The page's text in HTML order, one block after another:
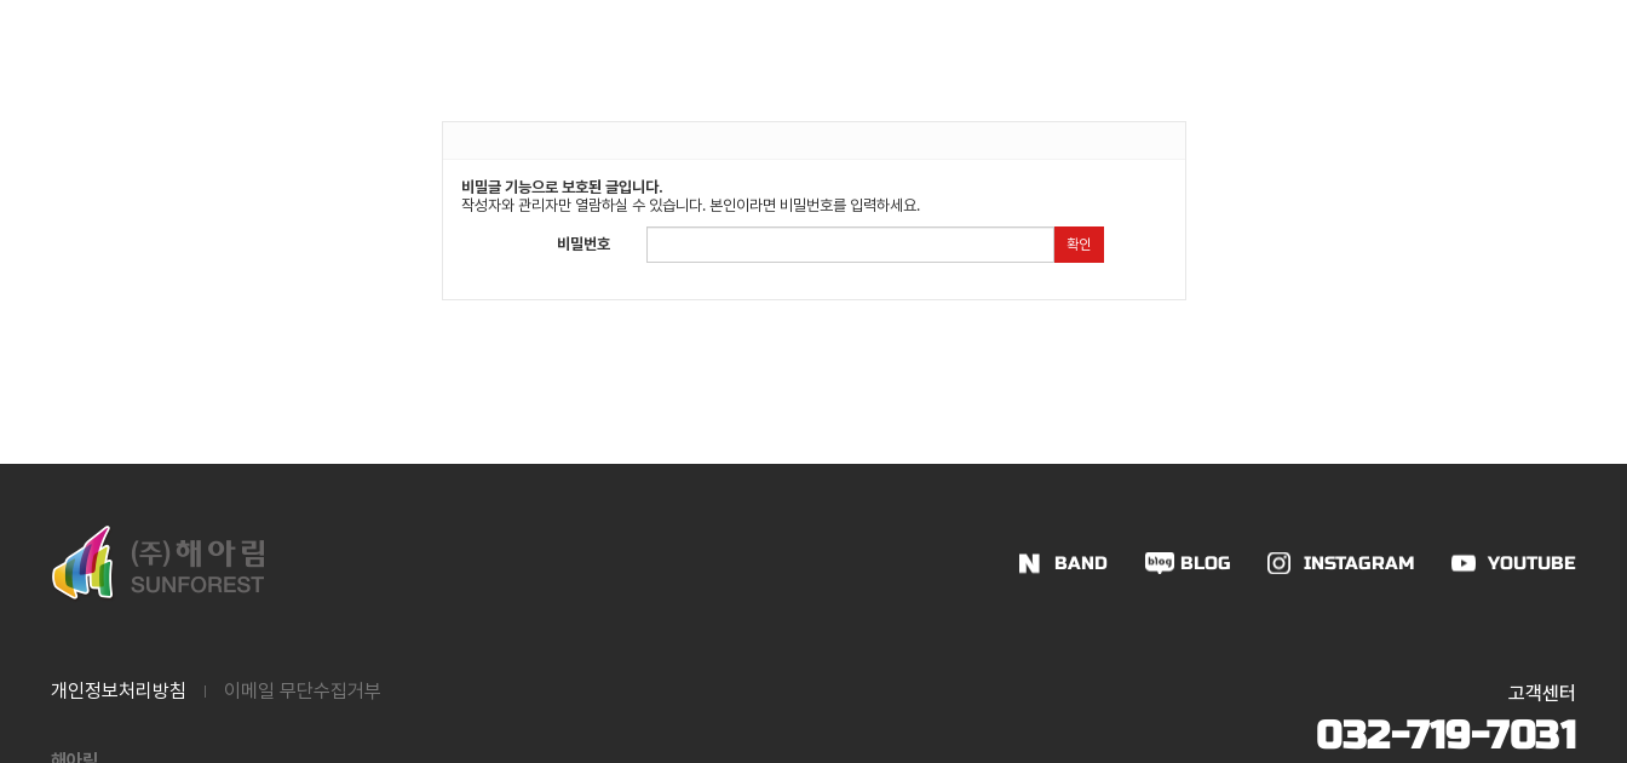
비밀글 기능으로 보호된 글입니다.
작성자와 관리자만 열람하실 수 있습니다. 본인이라면 비밀번호를 입력하세요.
비밀번호 확인
BAND BLOG INSTAGRAM YOUTUBE
고객센터
032-719-7031
개인정보처리방침 이메일 무단수집거부